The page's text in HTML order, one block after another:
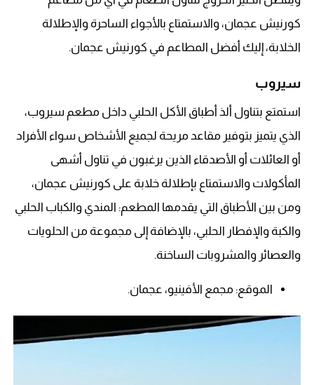
كورنيش عجمان، والاستمتاع بالأجواء الساحرة والإطلالة
الخلابة، إليك أفضل المطاعم في كورنيش عجمان.
سيروب
استمتع بتناول ألذ أطباق الأكل الحلبي داخل مطعم سيروب،
الذي يتميز بتوفير مقاعد مريحة لجميع الأشخاص سواء الأفراد
أو العائلات أو الأصدقاء الذين يرغبون في تناول أشهى
المأكولات والاستمتاع بإطلالة خلابة على كورنيش عجمان،
ومن بين الأطباق التي يقدمها المطعم: المندي والكباب الحلبي
والكبة والإفطار الحلبي، بالإضافة إلى مجموعة من الحلويات
والعصائر والمشروبات الساخنة.
الموقع: مجمع الأفينيو، عجمان.